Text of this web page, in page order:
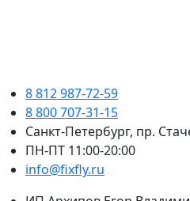
8 812 987-72-59
8 800 707-31-15
Санкт-Петербург, пр.
ПН-ПТ 11:00-20:00
info@fixfly.ru